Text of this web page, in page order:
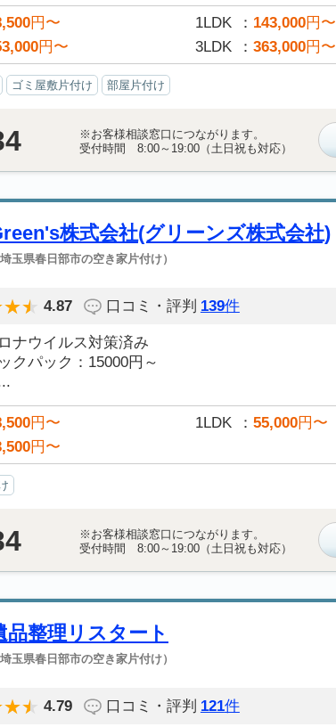
円〜 1LDK 143,000円〜
円〜 3LDK 363,000円〜
ゴミ屋敷片付け 部屋片付け
※お客様相談窓口につながります。
受付時間 8:00～19:00（土日祝も対応）
株式会社(グリーンズ株式会社)
埼玉県春日部市の空き家片付け）
4.87 口コミ・評判 139件
ナウイルス対策済み
クパック：15000円～
円〜 1LDK 55,000円〜
円〜
※お客様相談窓口につながります。
受付時間 8:00～19:00（土日祝も対応）
品整理リスタート
埼玉県春日部市の空き家片付け）
4.79 口コミ・評判 121件